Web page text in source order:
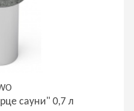
сауни" 0,7 л